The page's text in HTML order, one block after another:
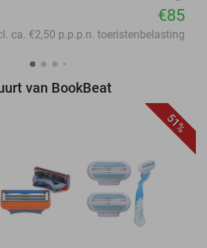
€85
ca. €2,50 p.p.p.n. toeristenbelasting
van BookBeat
51%